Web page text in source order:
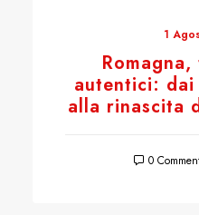
1
autentici:
alla rinascita
0